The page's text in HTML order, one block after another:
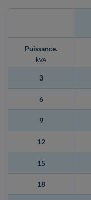
Puissance.
kVA
3
6
9
12
15
18